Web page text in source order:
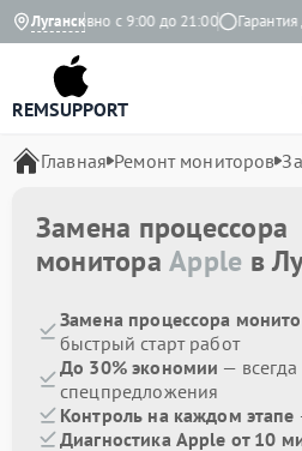
Луганск
Ежедневно с 9:00 до 21:00 Гарантия до
REMSUPPORT
Главная Ремонт мониторов
Замена процессора
монитораApple в
Замена процессора
быстрый старт работ
До 30% экономии —
спецпредложения
Контроль на каждом этапе
Диагностика Apple от 10